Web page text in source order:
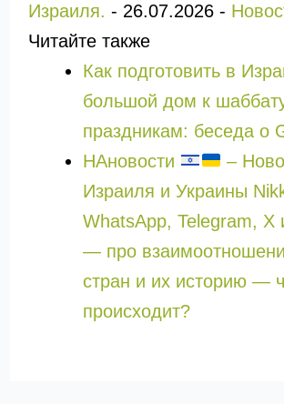
Израиля. - 26.07.2026-
Читайте также
Как подготовить в
большой дом к
праздникам: беседа о
НАновости
–
Израиля и Украины
WhatsApp, Telegram, X
— про
стран и их историю —
происходит?